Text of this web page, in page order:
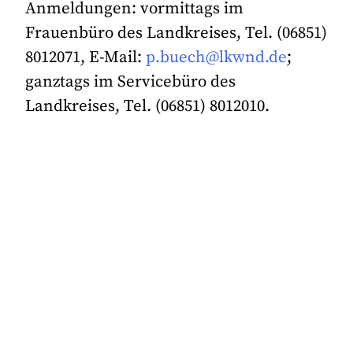
Anmeldungen: vormittags im
Frauenbüro des Landkreises, Tel. (06851)
8012071, E-Mail:p.buech@lkwnd.de;
ganztags im Servicebüro des
Landkreises, Tel. (06851) 8012010.